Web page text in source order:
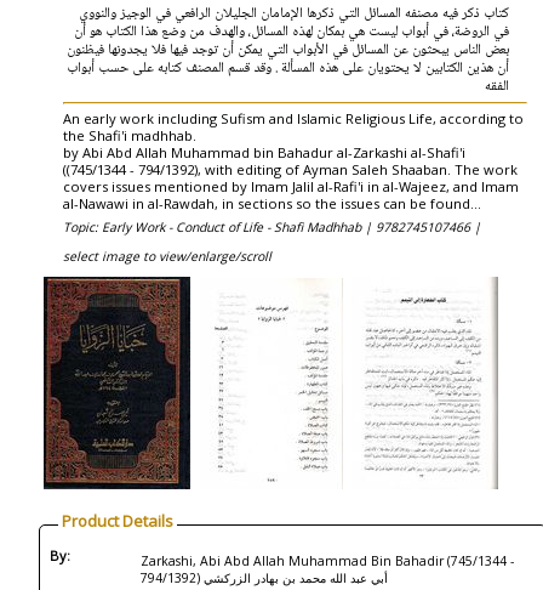
كتاب ذكر فيه مصنفه المسائل التي ذكرها الإمامان الجليلان الرافعي في الوجيز والنووي
في الروضة، في أبواب ليست هي بمكان لهذه المسائل، والهدف من وضع هذا الكتاب هو أن
بعض الناس يبحثون عن المسائل في الأبواب التي يمكن أن توجد فيها فلا يجدونها فيظنون
أن هذين الكتابين لا يحتويان على هذه المسألة . وقد قسم المصنف كتابه على حسب أبواب
الفقه
An early work including Sufism and Islamic Religious Life, according to
the Shafi'i madhhab.
by Abi Abd Allah Muhammad bin Bahadur al-Zarkashi al-Shafi'i
((745/1344 - 794/1392), with editing of Ayman Saleh Shaaban. The work
covers issues mentioned by Imam Jalil al-Rafi'i in al-Wajeez, and Imam
al-Nawawi in al-Rawdah, in sections so the issues can be found...
Topic: Early Work - Conduct of Life - Shafi Madhhab | 9782745107466 |
select image to view/enlarge/scroll
Product Details
By:
Zarkashi, Abi Abd Allah Muhammad Bin Bahadir (745/1344 -
794/1392) أبي عبد الله محمد بن بهادر الزركشي